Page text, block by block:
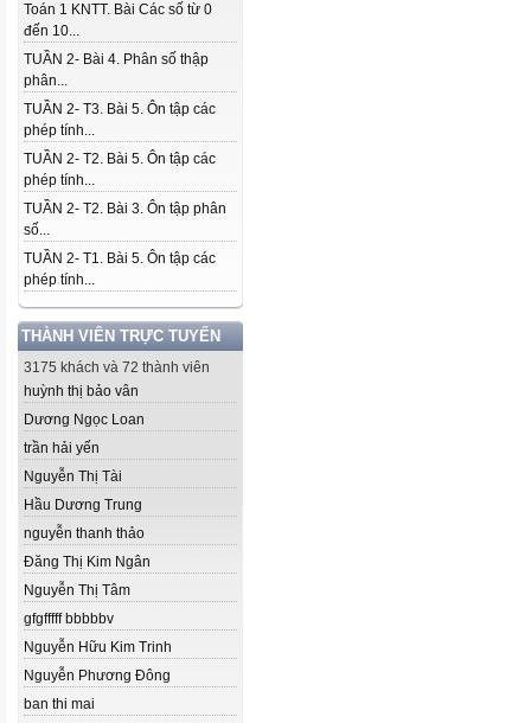
Toán 1 KNTT. Bài Các số từ 0
đến 10...
TUẦN 2- Bài 4. Phân số thập
phân...
TUẦN 2- T3. Bài 5. Ôn tập các
phép tính...
TUẦN 2- T2. Bài 5. Ôn tập các
phép tính...
TUẦN 2- T2. Bài 3. Ôn tập phân
số...
TUẦN 2- T1. Bài 5. Ôn tập các
phép tính...
THÀNH VIÊN TRỰC TUYẾN
3175 khách và 72 thành viên
huỳnh thị bảo vân
Dương Ngọc Loan
trần hải yến
Nguyễn Thị Tài
Hầu Dương Trung
nguyễn thanh thảo
Đăng Thị Kim Ngân
Nguyễn Thị Tâm
gfgfffff bbbbbv
Nguyễn Hữu Kim Trinh
Nguyễn Phương Đông
ban thi mai